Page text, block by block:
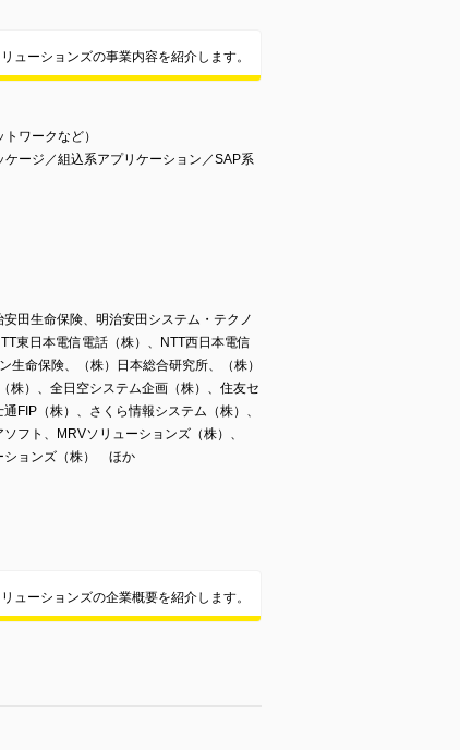
ューションズの事業内容を紹介します。
ワークなど）
ージ／組込系アプリケーション／SAP系
田生命保険、明治安田システム・テクノ
東日本電信電話（株）、NTT西日本電信
生命保険、（株）日本総合研究所、（株）
株）、全日空システム企画（株）、住友セ
FIP（株）、さくら情報システム（株）、
フト、MRVソリューションズ（株）、
ションズ（株） ほか
ューションズの企業概要を紹介します。